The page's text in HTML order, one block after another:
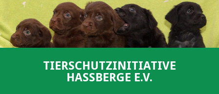
TIERSCHUTZINITIATIVE
HASSBERGE E.V.